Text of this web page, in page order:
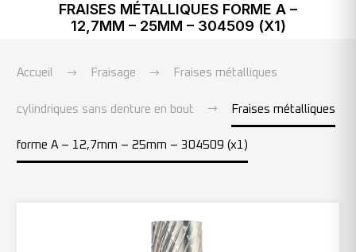
FRAISES MÉTALLIQUES FORME A –
12,7MM – 25MM – 304509 (X1)
Accueil Fraisage Fraises métalliques
cylindriques sans denture en bout Fraises métalliques
forme A – 12,7mm – 25mm – 304509 (x1)